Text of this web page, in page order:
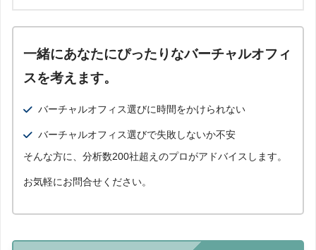
一緒にあなたにぴったりなバーチャルオフィ
スを考えます。
バーチャルオフィス選びに時間をかけられない
バーチャルオフィス選びで失敗しないか不安
そんな方に、分析数200社超えのプロがアドバイスします。
お気軽にお問合せください。